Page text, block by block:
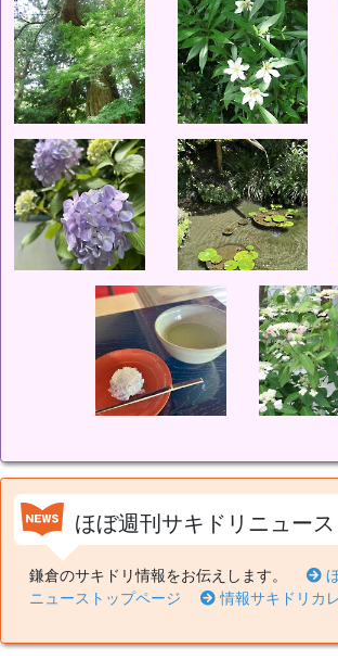
ほぼ週刊サキドリニュース
鎌倉のサキドリ情報をお伝えします。
ニューストップページ
情報サキドリカ